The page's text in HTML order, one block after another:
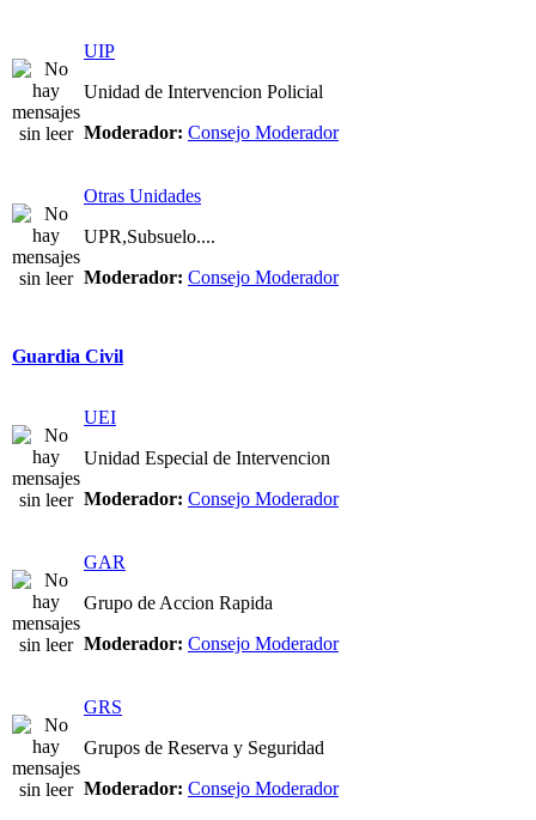
UIP
Unidad de Intervencion Policial
Moderador: Consejo Moderador
Otras Unidades
UPR,Subsuelo....
Moderador: Consejo Moderador
Guardia Civil
UEI
Unidad Especial de Intervencion
Moderador: Consejo Moderador
GAR
Grupo de Accion Rapida
Moderador: Consejo Moderador
GRS
Grupos de Reserva y Seguridad
Moderador: Consejo Moderador